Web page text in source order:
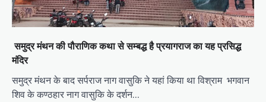
समुद्र मंथन की पौराणिक कथा से सम्बद्ध है प्रयागराज का यह प्रसिद्ध
मंदिर
समुद्र मंथन के बाद सर्पराज नाग वासुकि ने यहां किया था विश्राम भगवान
शिव के कण्ठहार नाग वासुकि के दर्शन…